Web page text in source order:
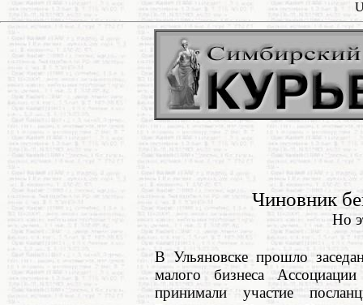
Чиновник
Но
В Ульяновске прошло
малого бизнеса
принимали участие